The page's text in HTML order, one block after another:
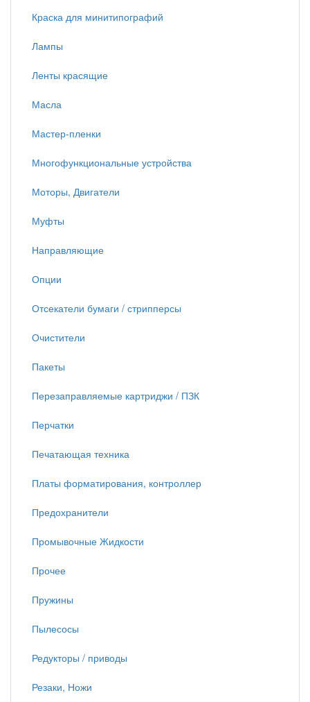
Краска для минитипографий
Лампы
Ленты красящие
Масла
Мастер-пленки
Многофункциональные устройства
Моторы, Двигатели
Муфты
Направляющие
Опции
Отсекатели бумаги / стрипперсы
Очистители
Пакеты
Перезаправляемые картриджи / ПЗК
Перчатки
Печатающая техника
Платы форматирования, контроллер
Предохранители
Промывочные Жидкости
Прочее
Пружины
Пылесосы
Редукторы / приводы
Резаки, Ножи